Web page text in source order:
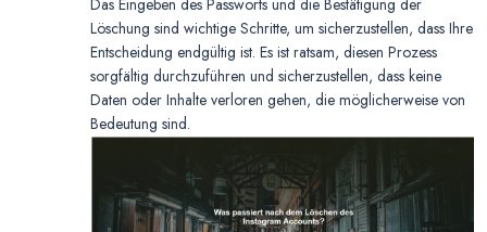
Das Eingeben des Passworts und die Bestätigung der
Löschung sind wichtige Schritte, um sicherzustellen, dass Ihre
Entscheidung endgültig ist. Es ist ratsam, diesen Prozess
sorgfältig durchzuführen und sicherzustellen, dass keine
Daten oder Inhalte verloren gehen, die möglicherweise von
Bedeutung sind.